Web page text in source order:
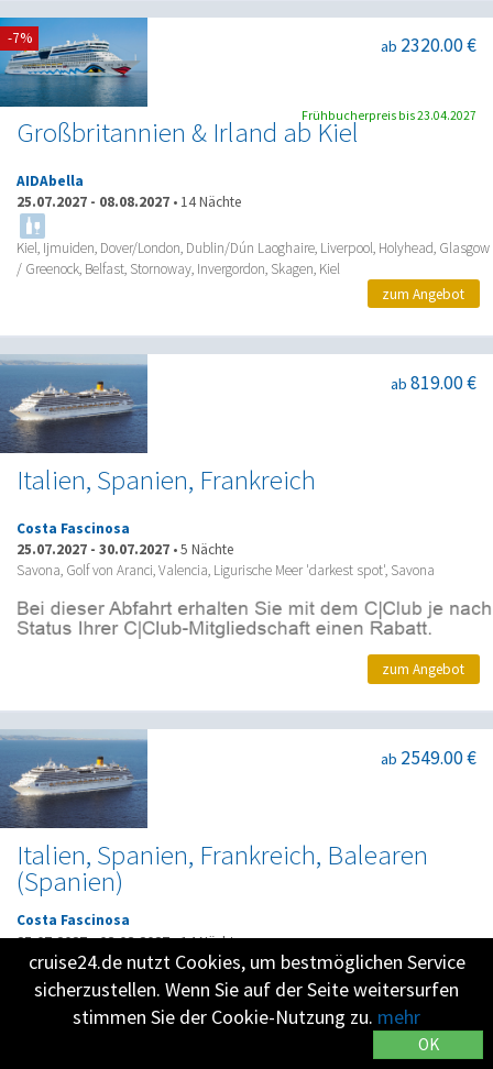
Großbritannien & Irland ab Kiel
ab 2320.00 €
AIDAbella
25.07.2027 - 08.08.2027 • 14 Nächte
Kiel, Ijmuiden, Dover/London, Dublin/Dún Laoghaire, Liverpool, Holyhead, Glasgow
/ Greenock, Belfast, Stornoway, Invergordon, Skagen, Kiel
-7%
Frühbucherpreis bis 23.04.2027
zum Angebot
Italien, Spanien, Frankreich
ab 819.00 €
Costa Fascinosa
25.07.2027 - 30.07.2027 •5 Nächte
Savona, Golf von Aranci, Valencia, Ligurische Meer 'darkest spot', Savona
zum Angebot
Italien, Spanien, Frankreich, Balearen
(Spanien)
ab 2549.00 €
Costa Fascinosa
25.07.2027-08.08.2027•14 Nächte
Savona, Golf von Aranci, Valencia, Ligurische Meer 'darkest spot', Savona, Valencia,
Alborean Sea, Malaga, Alicante, Ibiza, Palma de Mallorca, Ligurische Meer 'darkest
cruise24.de nutzt Cookies, um bestmöglichen Service
sicherzustellen. Wenn Sie auf der Seite weitersurfen
stimmen Sie der Cookie-Nutzung zu. mehr
OK